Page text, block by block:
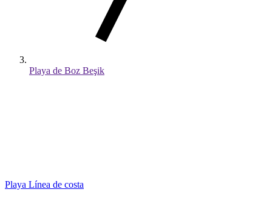
Playa de Boz Beşik
Playa Línea de costa